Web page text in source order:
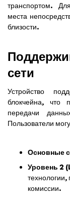
транспортом.
места
близости.
сети
Устройство
блокчейна, что
передачи
Пользователи
Основные
Уровень 2
комиссии.